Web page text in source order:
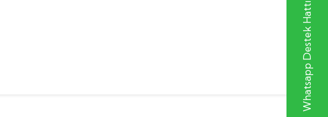
Whatsapp Destek Hattı